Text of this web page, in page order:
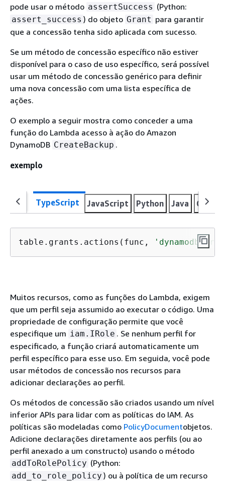
pode usar o método assertSuccess (Python:
assert_success ) do objeto Grant para garantir
que a concessão tenha sido aplicada com sucesso.
Se um método de concessão específico não estiver
disponível para o caso de uso específico, será possível
usar um método de concessão genérico para definir
uma nova concessão com uma lista específica de
ações.
O exemplo a seguir mostra como conceder a uma
função do Lambda acesso à ação do Amazon
DynamoDB CreateBackup .
exemplo
TypeScript JavaScript Python Java C#
table.grants.actions(func,
Muitos recursos, como as funções do Lambda, exigem
que um perfil seja assumido ao executar o código. Uma
propriedade de configuração permite que você
especifique um iam.IRole . Se nenhum perfil for
especificado, a função criará automaticamente um
perfil específico para esse uso. Em seguida, você pode
usar métodos de concessão nos recursos para
adicionar declarações ao perfil.
Os métodos de concessão são criados usando um nível
inferior APIs para lidar com as políticas do IAM. As
políticas são modeladas como PolicyDocumentobjetos.
Adicione declarações diretamente aos perfils (ou ao
perfil anexado a um constructo) usando o método
addToRolePolicy (Python:
add_to_role_policy ) ou à política de um recurso